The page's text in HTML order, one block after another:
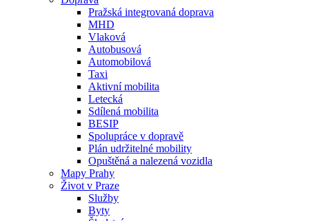
Pražská integrovaná doprava
MHD
Vlaková
Autobusová
Automobilová
Taxi
Aktivní mobilita
Letecká
Sdílená mobilita
BESIP
Spolupráce v dopravě
Plán udržitelné mobility
Opuštěná a nalezená vozidla
Mapy Prahy
Život v Praze
Služby
Byty